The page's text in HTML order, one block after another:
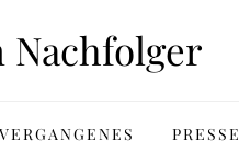
Nachfolger
VERGANGENES PRESSE